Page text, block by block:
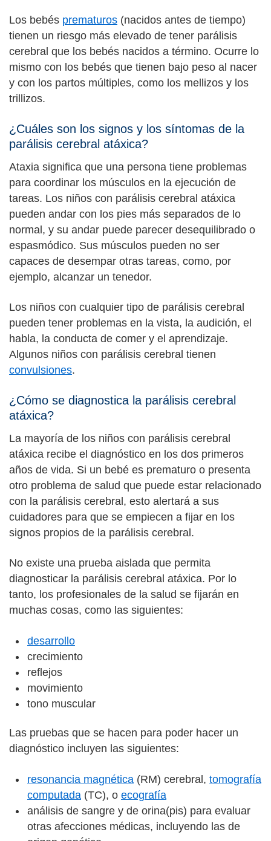
Los bebés prematuros (nacidos antes de tiempo)
tienen un riesgo más elevado de tener parálisis
cerebral que los bebés nacidos a término. Ocurre lo
mismo con los bebés que tienen bajo peso al nacer
y con los partos múltiples, como los mellizos y los
trillizos.
¿Cuáles son los signos y los síntomas de la
parálisis cerebral atáxica?
Ataxia significa que una persona tiene problemas
para coordinar los músculos en la ejecución de
tareas. Los niños con parálisis cerebral atáxica
pueden andar con los pies más separados de lo
normal, y su andar puede parecer desequilibrado o
espasmódico. Sus músculos pueden no ser
capaces de desempar otras tareas, como, por
ejemplo, alcanzar un tenedor.
Los niños con cualquier tipo de parálisis cerebral
pueden tener problemas en la vista, la audición, el
habla, la conducta de comer y el aprendizaje.
Algunos niños con parálisis cerebral tienen
convulsiones.
¿Cómo se diagnostica la parálisis cerebral
atáxica?
La mayoría de los niños con parálisis cerebral
atáxica recibe el diagnóstico en los dos primeros
años de vida. Si un bebé es prematuro o presenta
otro problema de salud que puede estar relacionado
con la parálisis cerebral, esto alertará a sus
cuidadores para que se empiecen a fijar en los
signos propios de la parálisis cerebral.
No existe una prueba aislada que permita
diagnosticar la parálisis cerebral atáxica. Por lo
tanto, los profesionales de la salud se fijarán en
muchas cosas, como las siguientes:
desarrollo
crecimiento
reflejos
movimiento
tono muscular
Las pruebas que se hacen para poder hacer un
diagnóstico incluyen las siguientes:
resonancia magnética (RM) cerebral, tomografía
computada (TC), o ecografía
análisis de sangre y de orina(pis) para evaluar
otras afecciones médicas, incluyendo las de